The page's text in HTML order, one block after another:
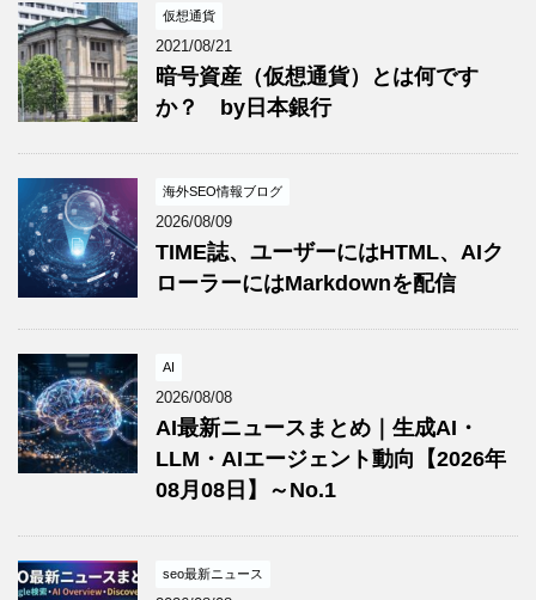
仮想通貨
2021/08/21
暗号資産（仮想通貨）とは何です
か？ by日本銀行
海外SEO情報ブログ
2026/08/09
TIME誌、ユーザーにはHTML、AIク
ローラーにはMarkdownを配信
AI
2026/08/08
AI最新ニュースまとめ｜生成AI・
LLM・AIエージェント動向【2026年
08月08日】～No.1
seo最新ニュース